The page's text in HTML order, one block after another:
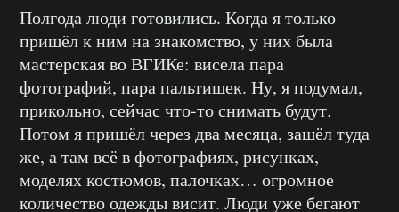
Полгода люди готовились. Когда я только
пришёл к ним на знакомство, у них была
мастерская во ВГИКе: висела пара
фотографий, пара пальтишек. Ну, я подумал,
прикольно, сейчас что-то снимать будут.
Потом я пришёл через два месяца, зашёл туда
же, а там всё в фотографиях, рисунках,
моделях костюмов, палочках… огромное
количество одежды висит. Люди уже бегают